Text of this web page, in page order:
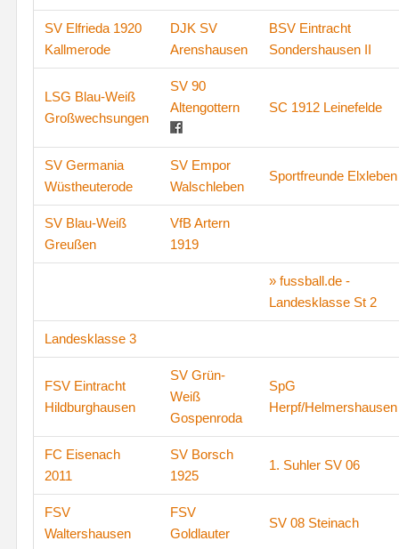
SV Elfrieda 1920
Kallmerode
DJK SV
Arenshausen
BSV Eintracht
Sondershausen II
LSG Blau-Weiß
Großwechsungen
SV 90
Altengottern
SC 1912 Leinefelde
SV Germania
Wüstheuterode
SV Empor
Walschleben
Sportfreunde Elxleben
SV Blau-Weiß
Greußen
VfB Artern
1919
» fussball.de -
Landesklasse St 2
Landesklasse 3
FSV Eintracht
Hildburghausen
SV Grün-
Weiß
Gospenroda
SpG
Herpf/Helmershausen
FC Eisenach
2011
SV Borsch
1925
1. Suhler SV 06
FSV
Waltershausen
FSV
Goldlauter
SV 08 Steinach